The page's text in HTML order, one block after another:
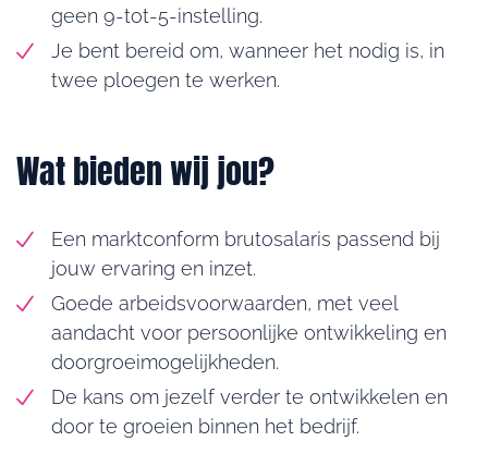
geen 9-tot-5-instelling.
Je bent bereid om, wanneer het nodig is, in
twee ploegen te werken.
Wat bieden wij jou?
Een marktconform brutosalaris passend bij
jouw ervaring en inzet.
Goede arbeidsvoorwaarden, met veel
aandacht voor persoonlijke ontwikkeling en
doorgroeimogelijkheden.
De kans om jezelf verder te ontwikkelen en
door te groeien binnen het bedrijf.